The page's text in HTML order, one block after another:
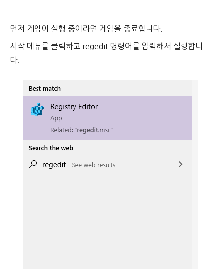
먼저 게임이 실행 중이라면 게임을 종료합니다.
시작 메뉴를 클릭하고 regedit 명령어를 입력해서 실행합니
다.